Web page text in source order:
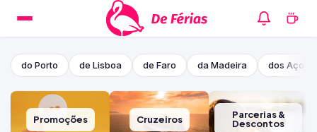
do Porto de Lisboa de Faro da Madeira dos
Promoções Cruzeiros
Parcerias &
Descontos